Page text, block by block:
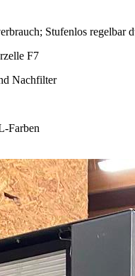
Stufenlos regelbar
F7
Nachfilter
Farben